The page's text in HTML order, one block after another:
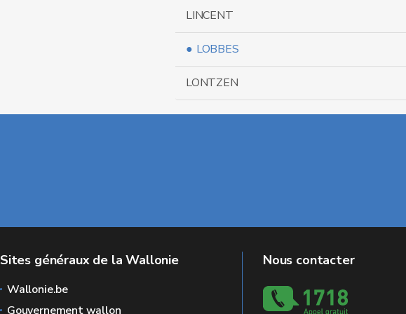
LINCENT
LOBBES
LONTZEN
Sites généraux de la Wallonie
Wallonie.be
Gouvernement wallon
Nous contacter